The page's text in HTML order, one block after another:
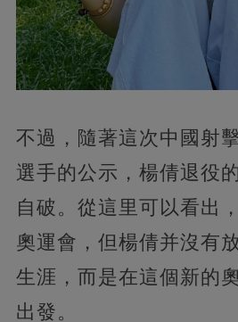
不過，隨著這次中國射
選手的公示，楊倩退役
自破。從這里可以看出
奧運會，但楊倩并沒有
生涯，而是在這個新的
出發。